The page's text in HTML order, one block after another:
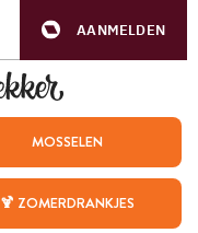
AANMELDEN
MOSSELEN
🍹 ZOMERDRANKJES